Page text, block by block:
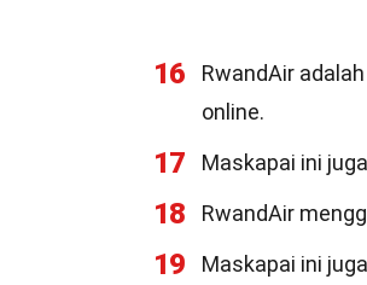
16
RwandAir
online.
17 Maskapai ini
18 RwandAir
19
Maskapai ini